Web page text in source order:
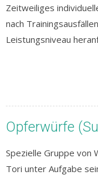
Zeitweiliges
nach
Leistungsniveau
Opferwürfe
Spezielle Gruppe von
Tori unter Aufgabe